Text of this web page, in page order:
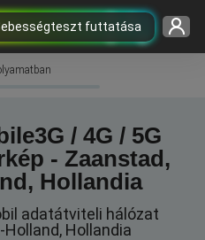
futtatása
/ 4G / 5G
- Zaanstad,
Hollandia
adatátviteli hálózat
Hollandia